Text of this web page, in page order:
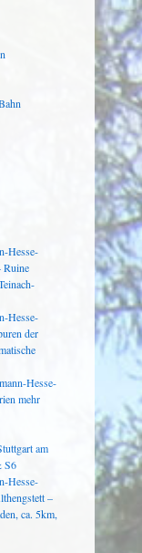
Hesse-
Ruine
Hesse-
der
Hesse-
mehr
am
S6
Hesse-
–
ca. 5km,